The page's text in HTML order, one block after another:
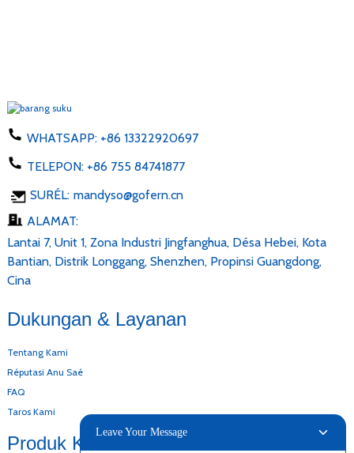
WHATSAPP: +86 13322920697
TELEPON: +86 755 84741877
SURÉL: mandyso@gofern.cn
ALAMAT:
Lantai 7, Unit 1, Zona Industri Jingfanghua, Désa Hebei, Kota
Bantian, Distrik Longgang, Shenzhen, Propinsi Guangdong,
Cina
Dukungan & Layanan
Tentang Kami
Réputasi Anu Saé
FAQ
Taros Kami
Produk Kami
Leave Your Message